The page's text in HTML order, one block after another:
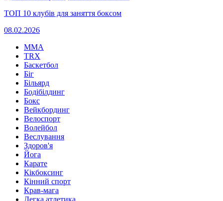
ТОП 10 клубів для заняття боксом
08.02.2026
MMA
TRX
Баскетбол
Біг
Більярд
Бодібілдинг
Бокс
Вейкбординг
Велоспорт
Волейбол
Веслування
Здоров'я
Йога
Карате
Кікбоксинг
Кінний спорт
Крав-мага
Легка атлетика